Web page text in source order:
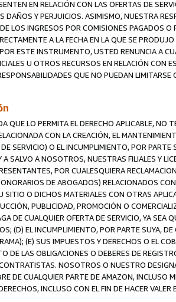
EN RELACIÓN CON LAS OFERTAS DE
DAÑOS Y PERJUICIOS. ASIMISMO, NUESTRA
LOS INGRESOS POR COMISIONES PAGADOS
A LA FECHA EN LA QUE SE
ESTE INSTRUMENTO, USTED RENUNCIA A
U OTROS RECURSOS EN RELACIÓN CON
QUE NO PUEDAN LIMITARSE
QUE LO PERMITA EL DERECHO APLICABLE,
CON LA CREACIÓN, EL
SERVICIO) O EL INCUMPLIMIENTO, POR
A SALVO A NOSOTROS, NUESTRAS FILIALES Y
POR CUALESQUIERA
DE ABOGADOS) RELACIONADOS
SITIO O DICHOS MATERIALES CON OTRAS
PUBLICIDAD, PROMOCIÓN O
DE CUALQUIER OFERTA DE SERVICIO, YA SEA
(D) EL INCUMPLIMIENTO, POR PARTE SUYA,
(E) SUS IMPUESTOS Y DERECHOS O EL
DE LAS OBLIGACIONES O DEBERES DE
NOSOTROS O NUESTRO
DE CUALQUIER PARTE DE AMAZON, INCLUSO
INCLUSO CON EL FIN DE HACER VALER